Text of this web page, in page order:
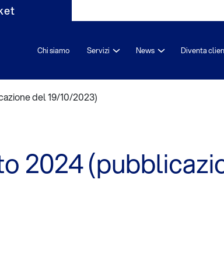
Chi siamo Servizi News Diventa
del 19/10/2023)
2024